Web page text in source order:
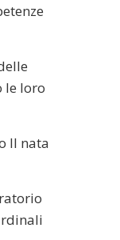
le loro
II nata